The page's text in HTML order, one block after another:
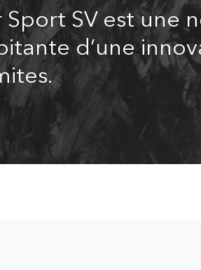
Sport SV est une
d’une